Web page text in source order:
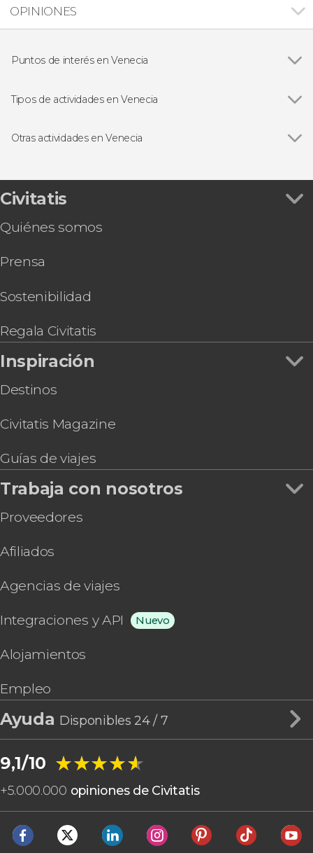
OPINIONES
Puntos de interés en Venecia
Basílica de San Marcos
Puente de Rialto
Tipos de actividades en Venecia
Excursiones de un día
Otras actividades en Venecia
la iglesia de la Piedad
Entrada al Teatro La Fenice
Transporte privado en barco entre el
Subida al campanario de San Marcos +
Entrada al Palacio de las Prisiones con audioguía
Barco entre la estación de Santa Lucía y la plaza
de San Marcos
Entrada al Museo Interactivo de Leonardo da
Cena de lujo con espectáculo de cabaret en
Civitatis
Quiénes somos
Prensa
Sostenibilidad
Regala Civitatis
Inspiración
Destinos
Civitatis Magazine
Guías de viajes
Trabaja con nosotros
Proveedores
Afiliados
Agencias de viajes
Integraciones y API Nuevo
Alojamientos
Empleo
Ayuda Disponibles 24 / 7
9,1/10 ★★★★★
★★★★★
+5.000.000 opiniones de Civitatis